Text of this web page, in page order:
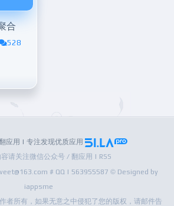
合
528
应用 | 专注发现优质应用
请关注微信公众号 / 翻应用 | RSS
# QQ | 563955587 © Designed by
iappsme
者所有，如果无意之中侵犯了您的版权，请邮件告